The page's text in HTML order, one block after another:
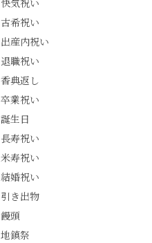
で🎁最後の最後まで"お
もてなし"の心を教えて
いただきました。 プロ
ドライバーならではの
ルート取り、駐車場事
情、お客様を飽きさせ
ない語り口…。楽しみ
ながら学びっぱなしの
のガイド活動にしっか
り活かしていきます💪
西山、ほんまにええと
こです。次はあなたを
🚕✨ #京都西山旅感 #京
都西山 #おもてなしタク
快気祝い
古希祝い
出産内祝い
退職祝い
香典返し
卒業祝い
誕生日
長寿祝い
米寿祝い
結婚祝い
引き出物
饅頭
地鎮祭